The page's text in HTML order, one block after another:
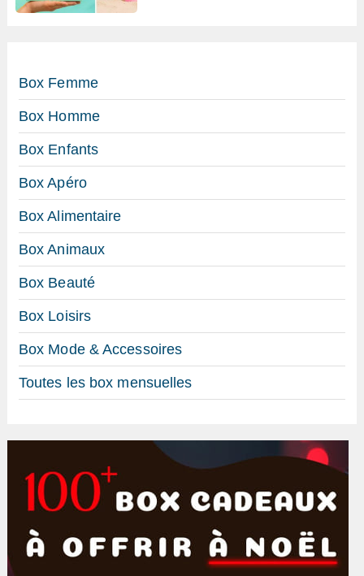
Box Femme
Box Homme
Box Enfants
Box Apéro
Box Alimentaire
Box Animaux
Box Beauté
Box Loisirs
Box Mode & Accessoires
Toutes les box mensuelles